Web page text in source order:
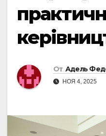
От Адель
НОЯ 4, 2025